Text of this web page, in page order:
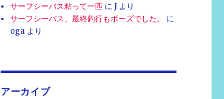
サーフシーバス粘って一匹 にJ より
サーフシーバス、最終釣行もボーズでした。
に
oga より
アーカイブ